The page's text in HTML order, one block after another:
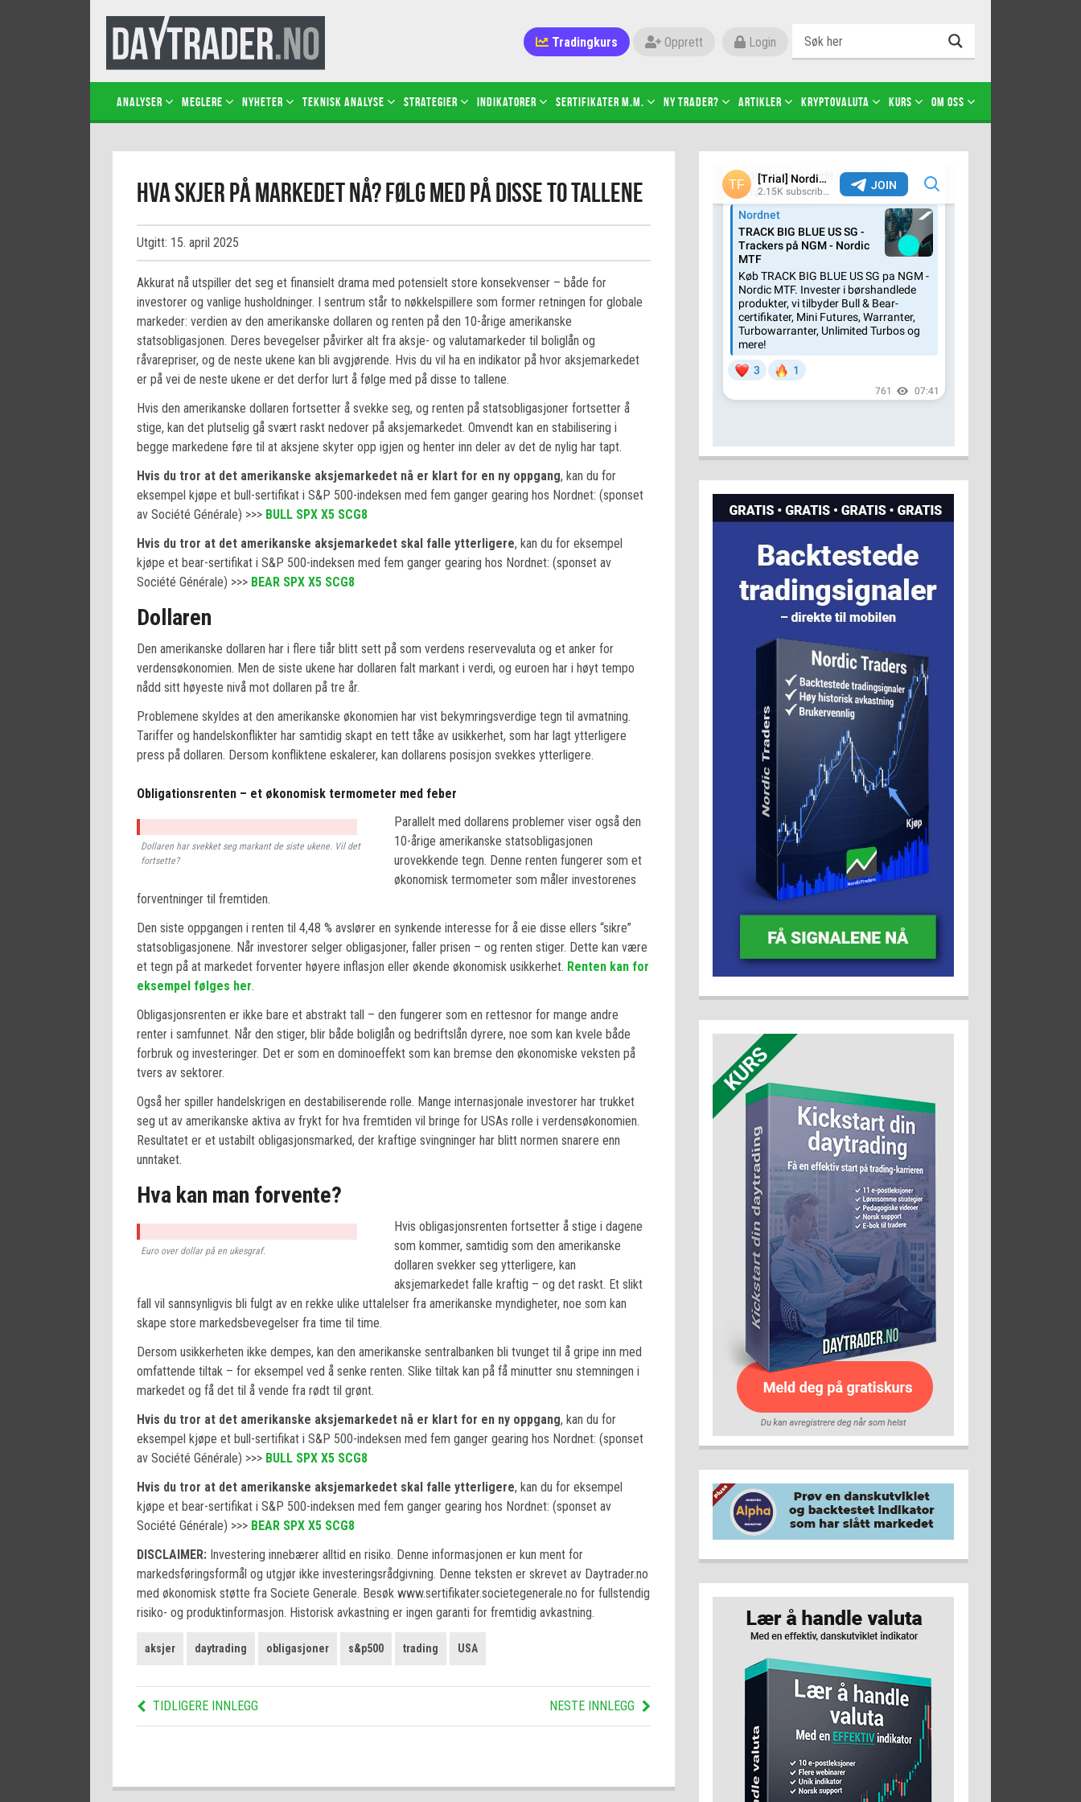
Tradingkurs Opprett Login
Analyser Meglere Nyheter Teknisk analyse Strategier Indikatorer Sertifikater M.M. Ny trader? Artikler Kryptovaluta Kurs Om oss
Hva skjer på markedet nå? Følg med på disse to tallene
Utgitt: 15. april 2025
Akkurat nå utspiller det seg et finansielt drama med potensielt store konsekvenser – både for
investorer og vanlige husholdninger. I sentrum står to nøkkelspillere som former retningen for globale
markeder: verdien av den amerikanske dollaren og renten på den 10-årige amerikanske
statsobligasjonen. Deres bevegelser påvirker alt fra aksje- og valutamarkeder til boliglån og
råvarepriser, og de neste ukene kan bli avgjørende. Hvis du vil ha en indikator på hvor aksjemarkedet
er på vei de neste ukene er det derfor lurt å følge med på disse to tallene.
Hvis den amerikanske dollaren fortsetter å svekke seg, og renten på statsobligasjoner fortsetter å
stige, kan det plutselig gå svært raskt nedover på aksjemarkedet. Omvendt kan en stabilisering i
begge markedene føre til at aksjene skyter opp igjen og henter inn deler av det de nylig har tapt.
Hvis du tror at det amerikanske aksjemarkedet nå er klart for en ny oppgang, kan du for
eksempel kjøpe et bull-sertifikat i S&P 500-indeksen med fem ganger gearing hos Nordnet: (sponset
av Société Générale) >>> BULL SPX X5 SCG8
Hvis du tror at det amerikanske aksjemarkedet skal falle ytterligere, kan du for eksempel
kjøpe et bear-sertifikat i S&P 500-indeksen med fem ganger gearing hos Nordnet: (sponset av
Société Générale) >>> BEAR SPX X5 SCG8
Dollaren
Den amerikanske dollaren har i flere tiår blitt sett på som verdens reservevaluta og et anker for
verdensøkonomien. Men de siste ukene har dollaren falt markant i verdi, og euroen har i høyt tempo
nådd sitt høyeste nivå mot dollaren på tre år.
Problemene skyldes at den amerikanske økonomien har vist bekymringsverdige tegn til avmatning.
Tariffer og handelskonflikter har samtidig skapt en tett tåke av usikkerhet, som har lagt ytterligere
press på dollaren. Dersom konfliktene eskalerer, kan dollarens posisjon svekkes ytterligere.
Obligationsrenten – et økonomisk termometer med feber
Dollaren har svekket seg markant de siste ukene. Vil det
fortsette?
Parallelt med dollarens problemer viser også den
10-årige amerikanske statsobligasjonen
urovekkende tegn. Denne renten fungerer som et
økonomisk termometer som måler investorenes
forventninger til fremtiden.
Den siste oppgangen i renten til 4,48 % avslører en synkende interesse for å eie disse ellers “sikre”
statsobligasjonene. Når investorer selger obligasjoner, faller prisen – og renten stiger. Dette kan være
et tegn på at markedet forventer høyere inflasjon eller økende økonomisk usikkerhet. Renten kan for
eksempel følges her.
Obligasjonsrenten er ikke bare et abstrakt tall – den fungerer som en rettesnor for mange andre
renter i samfunnet. Når den stiger, blir både boliglån og bedriftslån dyrere, noe som kan kvele både
forbruk og investeringer. Det er som en dominoeffekt som kan bremse den økonomiske veksten på
tvers av sektorer.
Også her spiller handelskrigen en destabiliserende rolle. Mange internasjonale investorer har trukket
seg ut av amerikanske aktiva av frykt for hva fremtiden vil bringe for USAs rolle i verdensøkonomien.
Resultatet er et ustabilt obligasjonsmarked, der kraftige svingninger har blitt normen snarere enn
unntaket.
Hva kan man forvente?
Euro over dollar på en ukesgraf.
Hvis obligasjonsrenten fortsetter å stige i dagene
som kommer, samtidig som den amerikanske
dollaren svekker seg ytterligere, kan
aksjemarkedet falle kraftig – og det raskt. Et slikt
fall vil sannsynligvis bli fulgt av en rekke ulike uttalelser fra amerikanske myndigheter, noe som kan
skape store markedsbevegelser fra time til time.
Dersom usikkerheten ikke dempes, kan den amerikanske sentralbanken bli tvunget til å gripe inn med
omfattende tiltak – for eksempel ved å senke renten. Slike tiltak kan på få minutter snu stemningen i
markedet og få det til å vende fra rødt til grønt.
Hvis du tror at det amerikanske aksjemarkedet nå er klart for en ny oppgang, kan du for
eksempel kjøpe et bull-sertifikat i S&P 500-indeksen med fem ganger gearing hos Nordnet: (sponset
av Société Générale) >>> BULL SPX X5 SCG8
Hvis du tror at det amerikanske aksjemarkedet skal falle ytterligere, kan du for eksempel
kjøpe et bear-sertifikat i S&P 500-indeksen med fem ganger gearing hos Nordnet: (sponset av
Société Générale) >>> BEAR SPX X5 SCG8
DISCLAIMER: Investering innebærer alltid en risiko. Denne informasjonen er kun ment for
markedsføringsformål og utgjør ikke investeringsrådgivning. Denne teksten er skrevet av Daytrader.no
med økonomisk støtte fra Societe Generale. Besøk www.sertifikater.societegenerale.no for fullstendig
risiko- og produktinformasjon. Historisk avkastning er ingen garanti for fremtidig avkastning.
aksjer daytrading obligasjoner s&p500 trading USA
TIDLIGERE INNLEGG NESTE INNLEGG